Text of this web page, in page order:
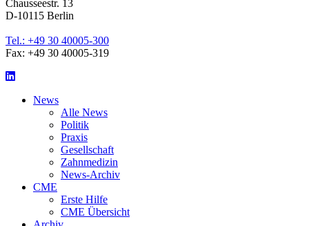
Chausseestr. 13
D-10115 Berlin
Tel.: +49 30 40005-300
Fax: +49 30 40005-319
News
Alle News
Politik
Praxis
Gesellschaft
Zahnmedizin
News-Archiv
CME
Erste Hilfe
CME Übersicht